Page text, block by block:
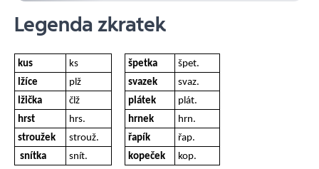
Legenda zkratek
kus ks špetka
špet.
lžíce
plž svazek
svaz.
lžička
člž plátek
plát.
hrst
hrs. hrnek
hrn.
stroužek
strouž. řapík
řap.
snítka
snít. kopeček kop.